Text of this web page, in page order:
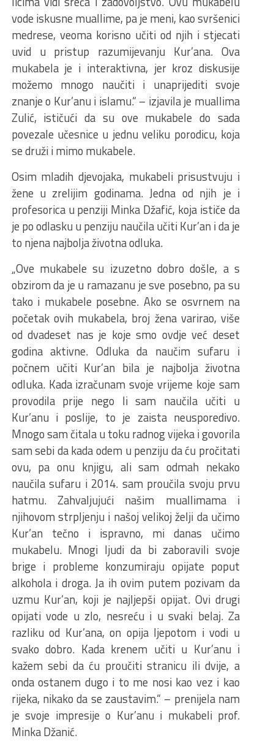
vode iskusne muallime, pa je meni, kao svršenici
medrese, veoma korisno učiti od njih i stjecati
uvid u pristup razumijevanju Kur’ana. Ova
mukabela je i interaktivna, jer kroz diskusije
možemo mnogo naučiti i unaprijediti svoje
znanje o Kur’anu i islamu.“ – izjavila je muallima
Zulić, ističući da su ove mukabele do sada
povezale učesnice u jednu veliku porodicu, koja
se druži i mimo mukabele.
Osim mladih djevojaka, mukabeli prisustvuju i
žene u zrelijim godinama. Jedna od njih je i
profesorica u penziji Minka Džafić, koja ističe da
je po odlasku u penziju naučila učiti Kur’an i da je
to njena najbolja životna odluka.
„Ove mukabele su izuzetno dobro došle, a s
obzirom da je u ramazanu je sve posebno, pa su
tako i mukabele posebne. Ako se osvrnem na
početak ovih mukabela, broj žena varirao, više
od dvadeset nas je koje smo ovdje već deset
godina aktivne. Odluka da naučim sufaru i
počnem učiti Kur’an bila je najbolja životna
odluka. Kada izračunam svoje vrijeme koje sam
provodila prije nego li sam naučila učiti u
Kur’anu i poslije, to je zaista neusporedivo.
Mnogo sam čitala u toku radnog vijeka i govorila
sam sebi da kada odem u penziju da ću pročitati
ovu, pa onu knjigu, ali sam odmah nekako
naučila sufaru i 2014. sam proučila svoju prvu
hatmu. Zahvaljujući našim muallimama i
njihovom strpljenju i našoj velikoj želji da učimo
Kur’an tečno i ispravno, mi danas učimo
mukabelu. Mnogi ljudi da bi zaboravili svoje
brige i probleme konzumiraju opijate poput
alkohola i droga. Ja ih ovim putem pozivam da
uzmu Kur’an, koji je najljepši opijat. Ovi drugi
opijati vode u zlo, nesreću i u svaki belaj. Za
razliku od Kur’ana, on opija ljepotom i vodi u
svako dobro. Kada krenem učiti u Kur’anu i
kažem sebi da ću proučiti stranicu ili dvije, a
onda ostanem dugo i to me nosi kao vez i kao
rijeka, nikako da se zaustavim.“ – prenijela nam
je svoje impresije o Kur’anu i mukabeli prof.
Minka Džanić.